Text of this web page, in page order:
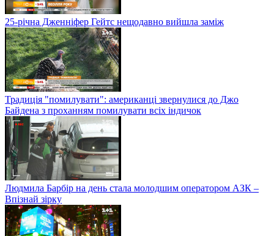
25-річна Дженніфер Гейтс нещодавно вийшла заміж
Традиція "помилувати": американці звернулися до Джо
Байдена з проханням помилувати всіх індичок
Людмила Барбір на день стала молодшим оператором АЗК –
Впізнай зірку